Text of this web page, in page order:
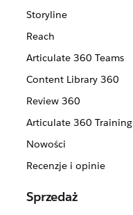
Storyline
Reach
Articulate 360 Teams
Content Library 360
Review 360
Articulate 360 Training
Nowości
Recenzje i opinie
Sprzedaż